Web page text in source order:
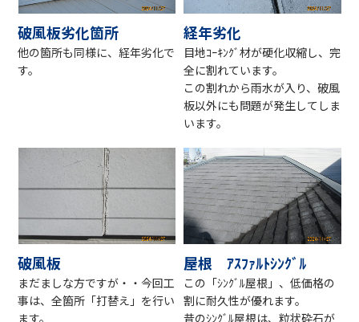
破風板劣化箇所
他の箇所も同様に、経年劣化で
す。
経年劣化
目地ｺｰｷﾝｸﾞ材が硬化収縮し、完
全に割れています。
この割れから雨水が入り、破風
板以外にも問題が発生してしま
います。
破風板
まだましな方ですが・・今回工
事は、全箇所「打替え」を行い
ます。
屋根 ｱｽﾌｧﾙﾄｼﾝｸﾞﾙ
この「ｼﾝｸﾞﾙ屋根」、低価格の
割に耐久性が優れます。
昔のｼﾝｸﾞﾙ屋根は、粒状砕石が